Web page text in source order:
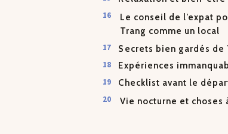
Le conseil de l’expat
Trang comme un local
Secrets bien gardés de
Expériences
Checklist avant le
Vie nocturne et choses